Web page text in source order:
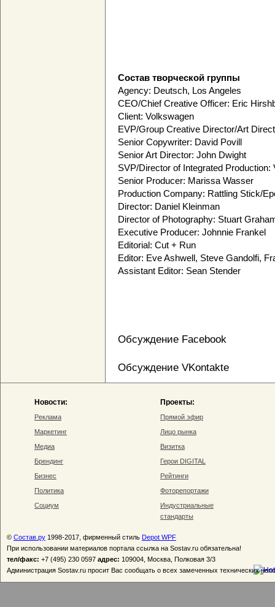
Состав творческой группы
Agency: Deutsch, Los Angeles
CEO/Chief Creative Officer: Eric
Client: Volkswagen
EVP/Group Creative Director/Art
Senior Copywriter: David Povill
Senior Art Director: John Dwight
SVP/Director of Integrated Production:
Senior Producer: Marissa Wasser
Production Company: Rattling Stick/
Director: Daniel Kleinman
Director of Photography: Stuart
Executive Producer: Johnnie Frankel
Editorial: Cut + Run
Editor: Eve Ashwell, Steve Gandolfi,
Assistant Editor: Sean Stender
Обсуждение Facebook
Обсуждение VKontakte
Новости:
Реклама
Маркетинг
Медиа
Брендинг
Бизнес
Политика
Социум
Проекты:
Прямой эфир
Лицо рынка
Визитка
Герои DIGITAL
Рейтинги
Фоторепортажи
Индустриальные
стандарты
© Состав.ру 1998-2017, фирменный стиль Depot WPF
При использовании материалов портала ссылка на Sostav.ru обязательна!
тел/факс: +7 (495) 230 0597 адрес: 109004, Москва, Полковая 3/3
Администрация Sostav.ru просит Вас сообщать о всех замеченных технических